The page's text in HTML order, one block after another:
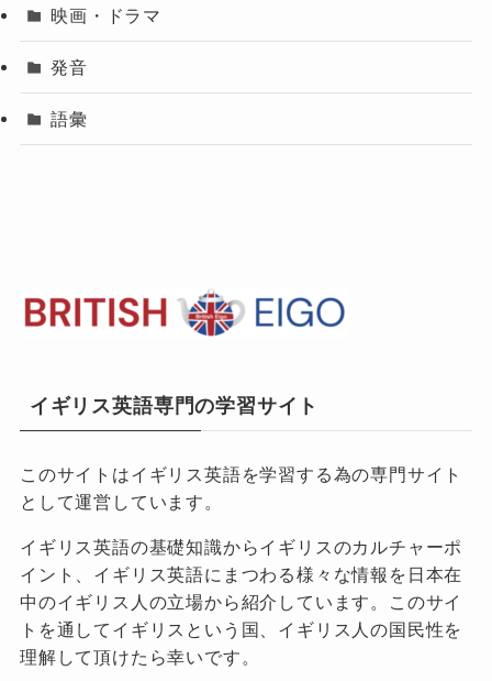
映画・ドラマ
発音
語彙
イギリス英語専門の学習サイト
このサイトはイギリス英語を学習する為の専門サイト
として運営しています。
イギリス英語の基礎知識からイギリスのカルチャーポ
イント、イギリス英語にまつわる様々な情報を日本在
中のイギリス人の立場から紹介しています。このサイ
トを通してイギリスという国、イギリス人の国民性を
理解して頂けたら幸いです。